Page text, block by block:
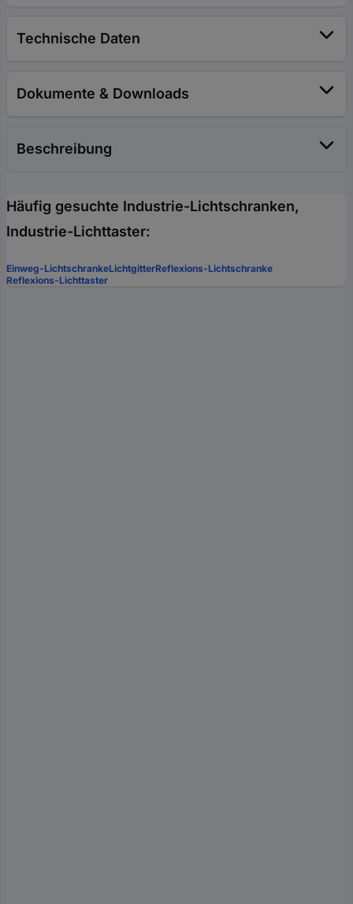
Technische Daten
Dokumente & Downloads
Beschreibung
Häufig gesuchte Industrie-Lichtschranken,
Industrie-Lichttaster:
Einweg-LichtschrankeLichtgitterReflexions-Lichtschranke
Reflexions-Lichttaster